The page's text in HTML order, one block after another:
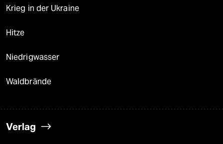
Krieg in der Ukraine
Hitze
Niedrigwasser
Waldbrände
Verlag